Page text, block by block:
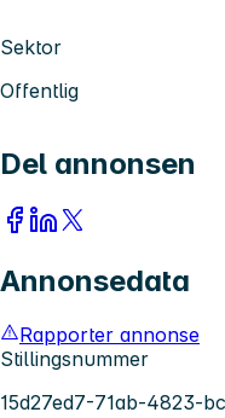
Sektor
Offentlig
Del annonsen
Annonsedata
Rapporter annonse
Stillingsnummer
15d27ed7-71ab-4823-